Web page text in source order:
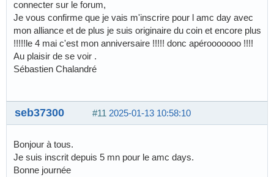
connecter sur le forum,
Je vous confirme que je vais m'inscrire pour l amc day avec
mon alliance et de plus je suis originaire du coin et encore plus
!!!!!le 4 mai c'est mon anniversaire !!!!! donc apérooooooo !!!!
Au plaisir de se voir .
Sébastien Chalandré
#11 2025-01-13 10:58:10
seb37300
Bonjour à tous.
Je suis inscrit depuis 5 mn pour le amc days.
Bonne journée